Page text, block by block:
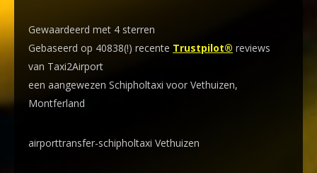
Gewaardeerd met 4 sterren
Gebaseerd op 40838(!) recente Trustpilot® reviews
van Taxi2Airport
een aangewezen Schipholtaxi voor Vethuizen,
Montferland
airporttransfer-schipholtaxi Vethuizen